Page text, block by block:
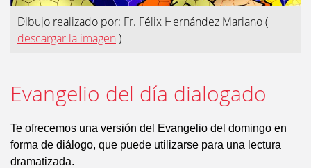
Dibujo realizado por: Fr. Félix Hernández Mariano(
descargar la imagen )
Evangelio del día dialogado
Te ofrecemos una versión del Evangelio del domingo en
forma de diálogo, que puede utilizarse para una lectura
dramatizada.